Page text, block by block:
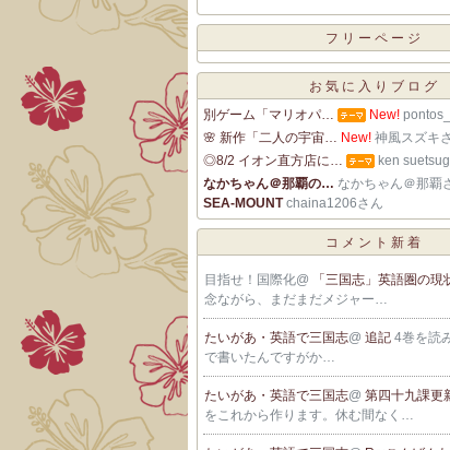
フリーページ
お気に入りブログ
別ゲーム「マリオパ…
New!
🌸 新作「二人の宇宙… New! 神風スズキ
◎8/2 イオン直方店に…
ken
なかちゃん＠那覇の… なかちゃん＠那覇
SEA-MOUNTchaina1206さん
コメント新着
目指せ！国際化@ 「三国志」英語圏の現
念ながら、まだまだメジャー…
たいがあ・英語で三国志@ 追記 4巻を読
で書いたんですがか…
たいがあ・英語で三国志@ 第四十九課更
をこれから作ります。休む間なく…